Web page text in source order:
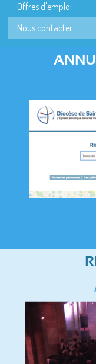
Offres d'emploi
Nous contacter